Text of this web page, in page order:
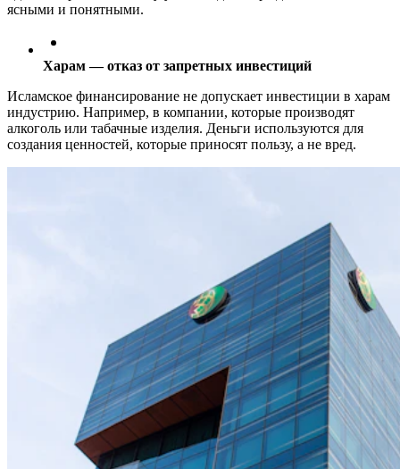
ясными и понятными.
Харам — отказ от запретных инвестиций
Исламское финансирование не допускает инвестиции в харам
индустрию. Например, в компании, которые производят
алкоголь или табачные изделия. Деньги используются для
создания ценностей, которые приносят пользу, а не вред.